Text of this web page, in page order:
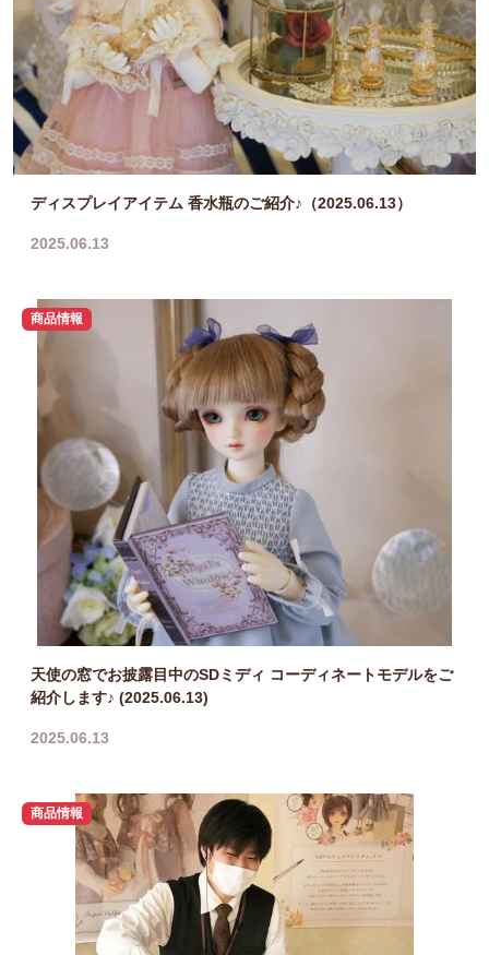
ディスプレイアイテム 香水瓶のご紹介♪（2025.06.13）
2025.06.13
商品情報
天使の窓でお披露目中のSDミディ コーディネートモデルをご
紹介します♪ (2025.06.13)
2025.06.13
商品情報